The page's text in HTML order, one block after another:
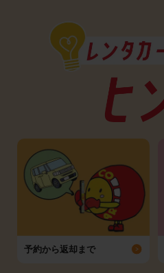
予約から返却まで